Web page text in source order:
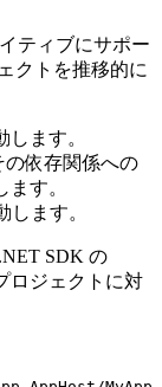
ティブにサポー
クトを推移的に
ます。
の依存関係への
す。
します。
SDK の
ロジェクトに対